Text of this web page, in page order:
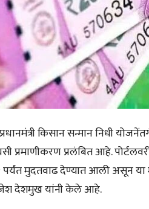
किसान सन्मान निधी
प्रमाणीकरण प्रलंबित आहे.
मुदतवाढ देण्यात आली असून
देशमुख यांनी केले आहे.